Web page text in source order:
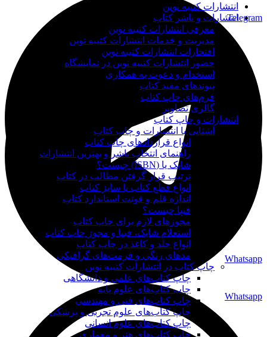
Whatsapp
Telegram
Whatsapp
انتشارات کتیبه نوین
انتشارات و ناشر کتاب
معرفی انتشارات کتیبه نوین
مدیریت و خدمات انتشارات کتیبه نوین
افتخارات انتشارات کتیبه نوین
حضور انتشارات کتیبه نوین در نمایشگاه‌
استخدام و دعوت به همکاری
پیوندهای مفید کتاب
فرم‌های چاپ کتاب
گالری تصاویر
انتشارات و چاپ کتاب
آشنایی با انتشارات و چاپ کتاب
انواع قراردادهای چاپ کتاب
راهنمای انتخاب ناشر و بهترین انتشارات
شابک یا (ISBN) چیست؟
ترتیب قرار گرفتن مطالب در کتاب
انواع قطع کتاب یا سایز کتاب
اندازه قلم و فونت استاندارد کتاب
فیپا چیست؟
مجوزهای لازم برای چاپ کتاب
استعلام شابک، فیپا و مجوز چاپ کتاب
انواع جلد و کاغذ در چاپ کتاب
مدهای رنگی و فرمت‌های گرافیکی
چاپ کتاب در انتشارات کتیبه نوین
چاپ کتاب‌های علمی و دانشگاهی
چاپ کتاب‌های علوم پایه
چاپ کتاب‌های فنی و مهندسی
چاپ کتاب‌های علوم تجربی و پزشکی
چاپ کتاب‌های علوم انسانی
چاپ کتاب‌های هنر و معماری